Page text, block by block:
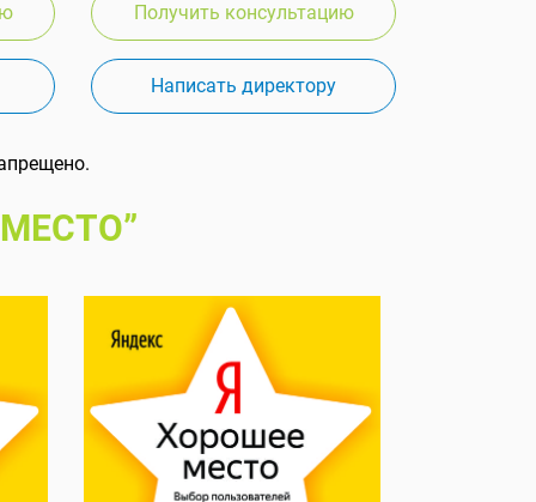
Получить консультацию
Написать директору